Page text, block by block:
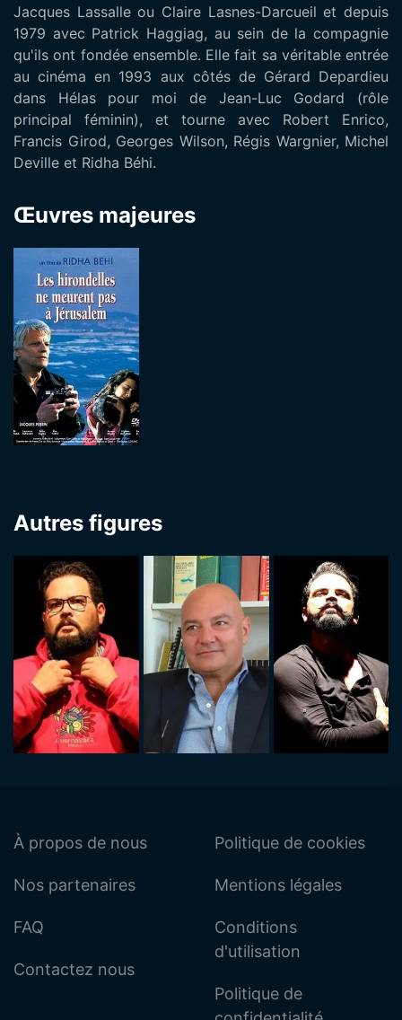
Jacques Lassalle ou Claire Lasnes-Darcueil et depuis
1979 avec Patrick Haggiag, au sein de la compagnie
qu'ils ont fondée ensemble. Elle fait sa véritable entrée
au cinéma en 1993 aux côtés de Gérard Depardieu
dans Hélas pour moi de Jean-Luc Godard (rôle
principal féminin), et tourne avec Robert Enrico,
Francis Girod, Georges Wilson, Régis Wargnier, Michel
Deville et Ridha Béhi.
Œuvres majeures
Autres figures
À propos de nous
Nos partenaires
FAQ
Contactez nous
Politique de cookies
Mentions légales
Conditions
d'utilisation
Politique de